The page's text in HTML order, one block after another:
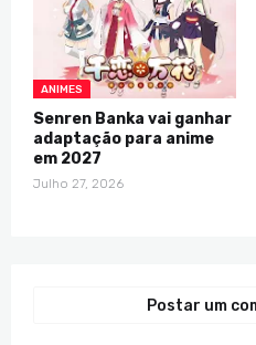
ANIMES
Senren Banka vai ganhar
adaptação para anime
em 2027
Julho 27, 2026
Postar um